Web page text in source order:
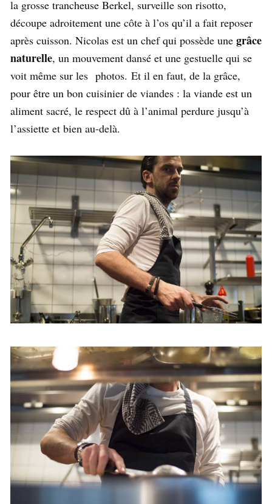
la grosse trancheuse Berkel, surveille son risotto,
découpe adroitement une côte à l’os qu’il a fait reposer
après cuisson. Nicolas est un chef qui possède une grâce
naturelle, un mouvement dansé et une gestuelle qui se
voit même sur les photos. Et il en faut, de la grâce,
pour être un bon cuisinier de viandes : la viande est un
aliment sacré, le respect dû à l’animal perdure jusqu’à
l’assiette et bien au-delà.